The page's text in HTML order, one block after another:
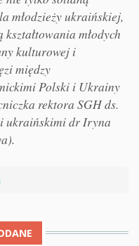
młodzieży ukraińskiej,
młodych
kulturowej i
między
Polski i Ukrainy
rektora SGH ds.
ukraińskimi dr Iryna